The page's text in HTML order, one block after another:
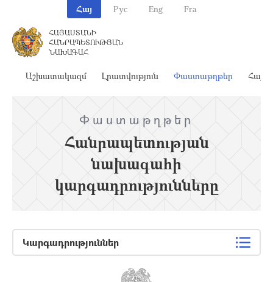
Հայ Рус Eng Fra
ՀԱՅԱՍՏԱՆԻ
ՀԱՆՐԱՊԵՏՈՒԹՅԱՆ
ՆԱԽԱԳԱՀ
Աշխատակազմ Լրատվություն Փաստաթղթեր
Փաստաթղթեր
Հանրապետության
նախագահի
կարգադրությունները
Կարգադրություններ